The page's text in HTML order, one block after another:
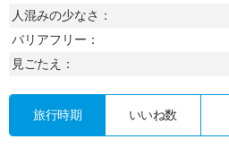
人混みの少なさ：
バリアフリー：
見ごたえ：
旅行時期 いいね数